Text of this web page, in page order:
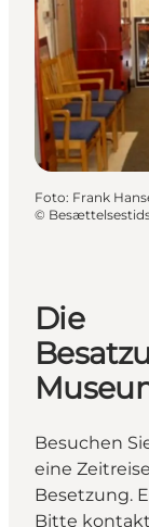
Foto: Frank
©
Die
Besuchen
eine
Besetzung.
Bitte